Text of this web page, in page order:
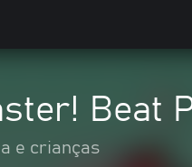
Beat
e crianças